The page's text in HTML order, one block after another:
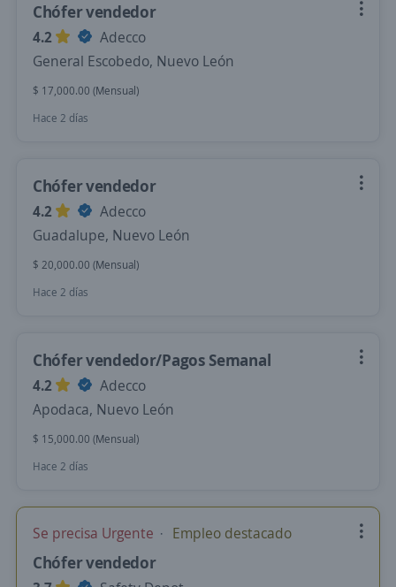
Chófer vendedor
4.2
Adecco
General Escobedo, Nuevo León
$ 17,000.00 (Mensual)
Hace 2 días
Chófer vendedor
4.2
Adecco
Guadalupe, Nuevo León
$ 20,000.00 (Mensual)
Hace 2 días
Chófer vendedor/Pagos Semanal
4.2
Adecco
Apodaca, Nuevo León
$ 15,000.00 (Mensual)
Hace 2 días
Se precisa Urgente Empleo destacado
Chófer vendedor